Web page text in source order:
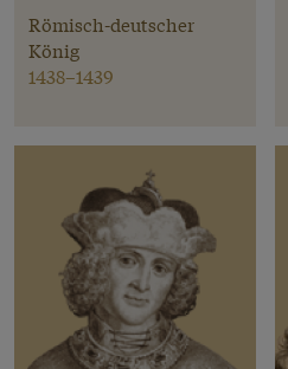
Römisch-deutscher
König
1438–1439